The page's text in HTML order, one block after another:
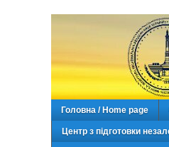
Головна / Home page
Центр з підготовки